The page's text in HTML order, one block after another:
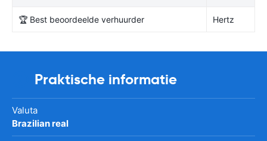
🏆 Best beoordeelde verhuurder Hertz
Praktische informatie
Valuta
Brazilian real